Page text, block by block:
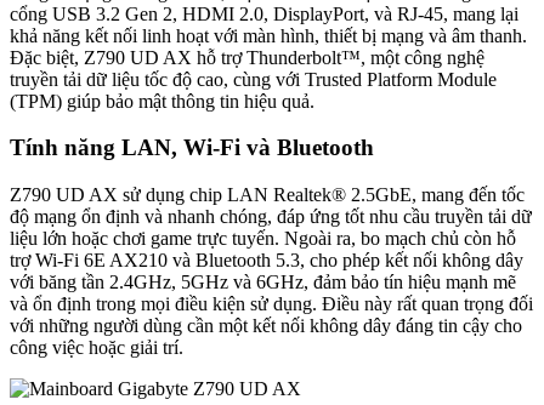
cổng USB 3.2 Gen 2, HDMI 2.0, DisplayPort, và RJ-45, mang lại
khả năng kết nối linh hoạt với màn hình, thiết bị mạng và âm thanh.
Đặc biệt, Z790 UD AX hỗ trợ Thunderbolt™, một công nghệ
truyền tải dữ liệu tốc độ cao, cùng với Trusted Platform Module
(TPM) giúp bảo mật thông tin hiệu quả.
Tính năng LAN, Wi-Fi và Bluetooth
Z790 UD AX sử dụng chip LAN Realtek® 2.5GbE, mang đến tốc
độ mạng ổn định và nhanh chóng, đáp ứng tốt nhu cầu truyền tải dữ
liệu lớn hoặc chơi game trực tuyến. Ngoài ra, bo mạch chủ còn hỗ
trợ Wi-Fi 6E AX210 và Bluetooth 5.3, cho phép kết nối không dây
với băng tần 2.4GHz, 5GHz và 6GHz, đảm bảo tín hiệu mạnh mẽ
và ổn định trong mọi điều kiện sử dụng. Điều này rất quan trọng đối
với những người dùng cần một kết nối không dây đáng tin cậy cho
công việc hoặc giải trí.